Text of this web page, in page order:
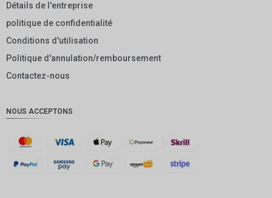
GBP
AUD
KRW
Détails de l'entreprise
politique de confidentialité
Conditions d'utilisation
Politique d'annulation/remboursement
Contactez-nous
NOUS ACCEPTONS